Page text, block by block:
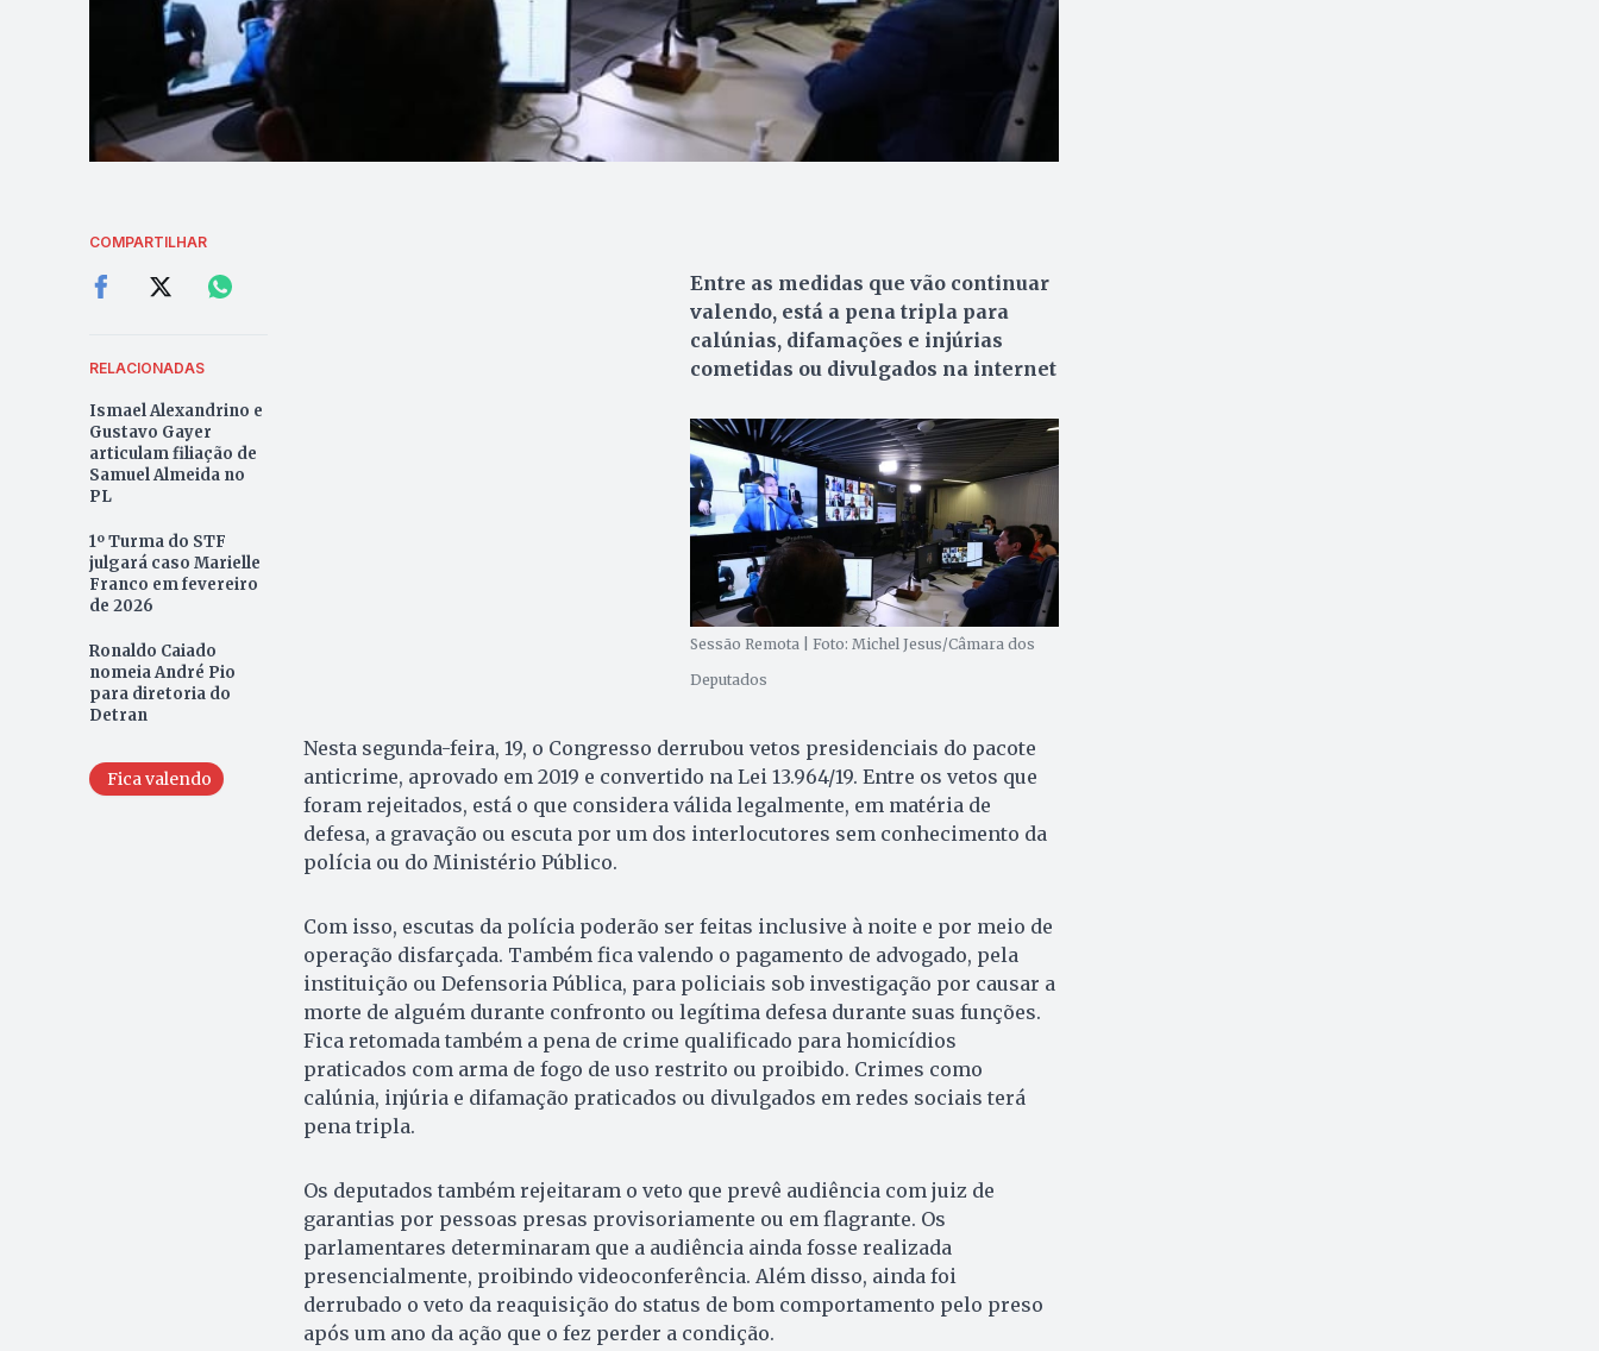
COMPARTILHAR
RELACIONADAS
Ismael Alexandrino e
Gustavo Gayer
articulam filiação de
Samuel Almeida no
PL
1º Turma do STF
julgará caso Marielle
Franco em fevereiro
de 2026
Ronaldo Caiado
nomeia André Pio
para diretoria do
Detran
Fica valendo
Entre as medidas que vão continuar
valendo, está a pena tripla para
calúnias, difamações e injúrias
cometidas ou divulgados na internet
Sessão Remota | Foto: Michel Jesus/Câmara dos
Deputados
Nesta segunda-feira, 19, o Congresso derrubou vetos presidenciais do pacote
anticrime, aprovado em 2019 e convertido na Lei 13.964/19. Entre os vetos que
foram rejeitados, está o que considera válida legalmente, em matéria de
defesa, a gravação ou escuta por um dos interlocutores sem conhecimento da
polícia ou do Ministério Público.
Com isso, escutas da polícia poderão ser feitas inclusive à noite e por meio de
operação disfarçada. Também fica valendo o pagamento de advogado, pela
instituição ou Defensoria Pública, para policiais sob investigação por causar a
morte de alguém durante confronto ou legítima defesa durante suas funções.
Fica retomada também a pena de crime qualificado para homicídios
praticados com arma de fogo de uso restrito ou proibido. Crimes como
calúnia, injúria e difamação praticados ou divulgados em redes sociais terá
pena tripla.
Os deputados também rejeitaram o veto que prevê audiência com juiz de
garantias por pessoas presas provisoriamente ou em flagrante. Os
parlamentares determinaram que a audiência ainda fosse realizada
presencialmente, proibindo videoconferência. Além disso, ainda foi
derrubado o veto da reaquisição do status de bom comportamento pelo preso
após um ano da ação que o fez perder a condição.